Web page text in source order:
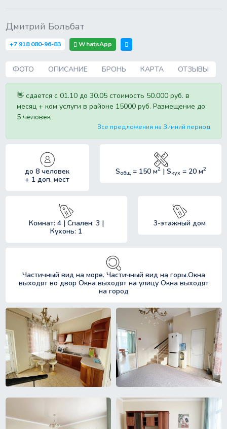
Дмитрий Больбат
+7 918 080-96-83 WhatsApp
ФОТО ОПИСАНИЕ БРОНЬ КАРТА ОТЗЫВЫ
👋 сдается с 01.10 до 30.05 стоимость 50.000 руб. в
месяц + ком услуги в районе 15000 руб. Размещение до
5 человек
Все предложения на Зимний период
до 8 человек
+ 1 доп. мест
Sобщ = 150 м2| Sкух = 20 м2
Комнат: 4 | Спален: 3 |
Кухонь: 1
3-этажный дом
Частичный вид на море. Частичный вид на горы.Окна
выходят во двор Окна выходят на улицу Окна выходят
на город